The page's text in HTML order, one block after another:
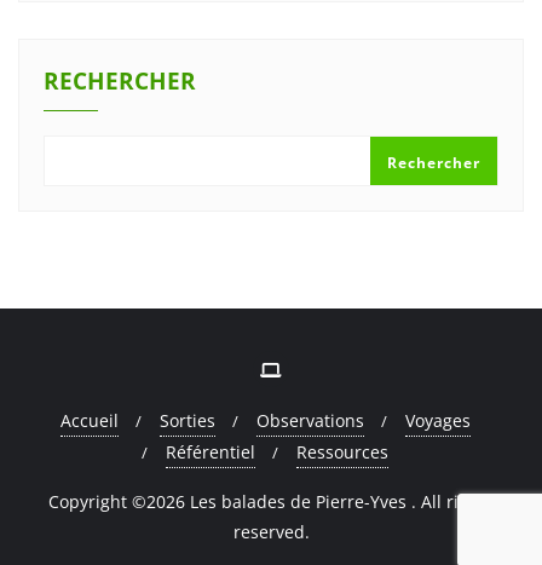
RECHERCHER
Rechercher
Accueil Sorties Observations
Voyages
Référentiel
Ressources
Copyright ©2026 Les balades de Pierre-Yves . All rights
reserved.